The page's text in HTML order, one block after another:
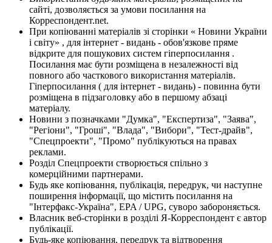
сайті, дозволяється за умови посилання на
Корреспондент.net.
При копіюванні матеріалів зі сторінки « Новини України
і світу» , для інтернет - видань - обов'язкове пряме
відкрите для пошукових систем гіперпосилання .
Посилання має бути розміщена в незалежності від
повного або часткового використання матеріалів.
Гіперпосилання ( для інтернет - видань) - повинна бути
розміщена в підзаголовку або в першому абзаці
матеріалу.
Новини з позначками "Думка", "Експертиза", "Заява",
"Регіони", "Гроші", "Влада", "Вибори", "Тест-драйв",
"Спецпроекти", "Промо" публікуються на правах
реклами.
Розділ Спецпроекти створюється спільно з
комерційними партнерами.
Будь яке копіювання, публікація, передрук, чи наступне
поширення інформації, що містить посилання на
"Інтерфакс-Україна", EPA / UPG, суворо забороняється.
Власник веб-сторінки в розділі Я-Корреспондент є автор
публікації.
Будь-яке копіювання, передрук та відтворення